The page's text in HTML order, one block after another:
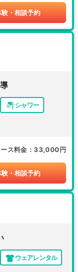
験・相談予約
シャワー
ス料金 33,000円
験・相談予約
ウェアレンタル